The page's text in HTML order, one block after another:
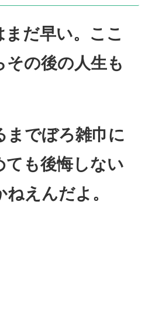
だ早い。ここ
の後の人生も
までぼろ雑巾に
ても後悔しない
えんだよ。